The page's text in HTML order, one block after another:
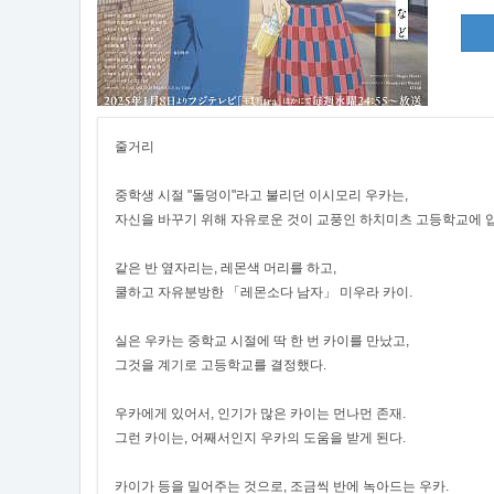
줄거리
중학생 시절 "돌덩이"라고 불리던 이시모리 우카는,
자신을 바꾸기 위해 자유로운 것이 교풍인 하치미츠 고등학교에
같은 반 옆자리는, 레몬색 머리를 하고,
쿨하고 자유분방한 「레몬소다 남자」 미우라 카이.
실은 우카는 중학교 시절에 딱 한 번 카이를 만났고,
그것을 계기로 고등학교를 결정했다.
우카에게 있어서, 인기가 많은 카이는 먼나먼 존재.
그런 카이는, 어째서인지 우카의 도움을 받게 된다.
카이가 등을 밀어주는 것으로, 조금씩 반에 녹아드는 우카.